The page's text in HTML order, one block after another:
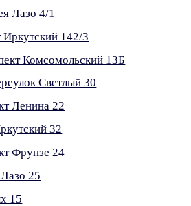
Лазо 4/1
142/3
Комсомольский 13Б
Светлый 30
Ленина 22
32
Фрунзе 24
25
15